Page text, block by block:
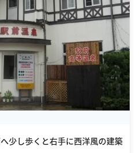
少し歩くと右手に西洋風の建築